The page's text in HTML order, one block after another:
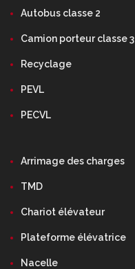
Autobus classe 2
Camion porteur classe 3
Recyclage
PEVL
PECVL
Arrimage des charges
TMD
Chariot élévateur
Plateforme élévatrice
Nacelle